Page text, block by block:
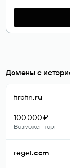
Домены с
firefin.ru
100 000 ₽
Возможен торг
reget.com